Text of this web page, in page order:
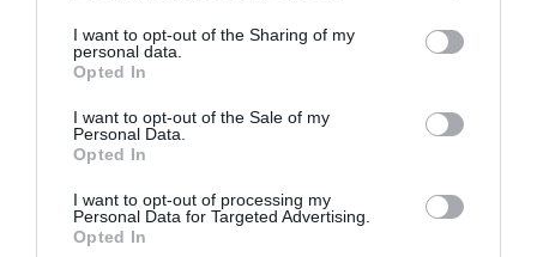
not limited to your visit or usage behaviour. You may click to
grant or deny consent to Google and its third-party tags to
use your data for below specified purposes in below Google
consent section.
I want to opt-out of the Sharing of my
personal data.
Opted In
I want to opt-out of the Sale of my
Personal Data.
Opted In
I want to opt-out of processing my
Personal Data for Targeted Advertising.
Opted In
Πέρα από τις επαγγελματικές συνεργασίες